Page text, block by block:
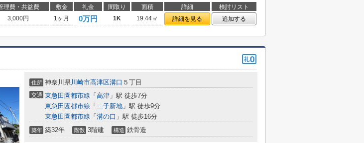
理費・共益費 敷金 礼金 間取り 面積 詳細
検討リスト
3,000円 1ヶ月 0万円 1K 19.44㎡ 詳細を見る 追加する
住所 神奈川県川崎市高津区溝口 ５丁目
交通 東急田園都市線 「 高津 」駅 徒歩7分
東急田園都市線 「 二子新地 」駅 徒歩9分
東急田園都市線 「 溝の口 」駅 徒歩16分
築年 築32年 階数 3階建 構造 鉄骨造